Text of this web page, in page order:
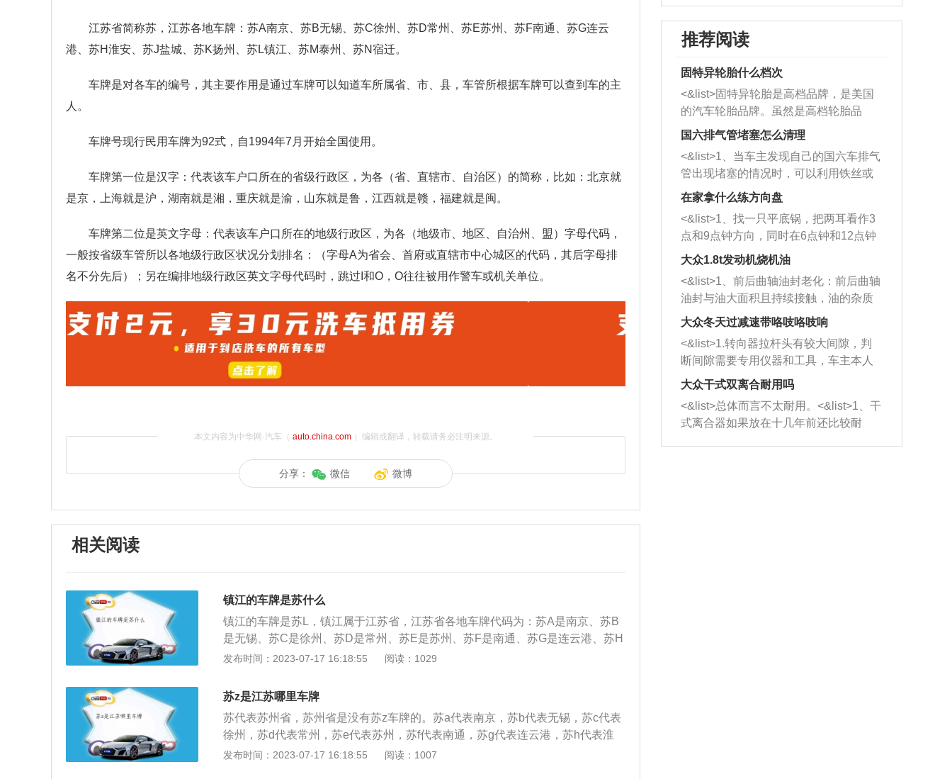
江苏省简称苏，江苏各地车牌：苏A南京、苏B无锡、苏C徐州、苏D常州、苏E苏州、苏F南通、苏G连云
港、苏H淮安、苏J盐城、苏K扬州、苏L镇江、苏M泰州、苏N宿迁。
车牌是对各车的编号，其主要作用是通过车牌可以知道车所属省、市、县，车管所根据车牌可以查到车的主
人。
车牌号现行民用车牌为92式，自1994年7月开始全国使用。
车牌第一位是汉字：代表该车户口所在的省级行政区，为各（省、直辖市、自治区）的简称，比如：北京就
是京，上海就是沪，湖南就是湘，重庆就是渝，山东就是鲁，江西就是赣，福建就是闽。
车牌第二位是英文字母：代表该车户口所在的地级行政区，为各（地级市、地区、自治州、盟）字母代码，
一般按省级车管所以各地级行政区状况分划排名：（字母A为省会、首府或直辖市中心城区的代码，其后字母排
名不分先后）；另在编排地级行政区英文字母代码时，跳过I和O，O往往被用作警车或机关单位。
本文内容为中华网·汽车（ auto.china.com）编辑或翻译，转载请务必注明来源。
分享： 微信 微博
相关阅读
镇江的车牌是苏什么
镇江的车牌是苏L，镇江属于江苏省，江苏省各地车牌代码为：苏A是南京、苏B
是无锡、苏C是徐州、苏D是常州、苏E是苏州、苏F是南通、苏G是连云港、苏H
是淮安、苏J是盐城、苏K是扬州、苏L是镇江、苏M是泰州、苏N是宿迁、苏U是
治区、直辖市）的简称；车牌第二位是英文字母，代表该车户口所在的地级行政
区，为各（地级市、地区、自治州、盟）字母代码，通常按省级车管所以各地级
行政区状况分划排名。
发布时间：2023-07-17 16:18:55 阅读：1029
苏z是江苏哪里车牌
苏代表苏州省，苏州省是没有苏z车牌的。苏a代表南京，苏b代表无锡，苏c代表
徐州，苏d代表常州，苏e代表苏州，苏f代表南通，苏g代表连云港，苏h代表淮
安，苏j代表盐城，苏k代表扬州，苏l代表镇江，苏m代表泰州，苏n代表宿迁。苏
发布时间：2023-07-17 16:18:55 阅读：1007
推荐阅读
固特异轮胎什么档次
<&list>固特异轮胎是高档品牌，是美国
的汽车轮胎品牌。虽然是高档轮胎品
牌，但是中高低端的轮胎都有生产，这
也是为了更好的开拓市场。
国六排气管堵塞怎么清理
<&list>1、当车主发现自己的国六车排气
管出现堵塞的情况时，可以利用铁丝或
者是细棍，直接将杂物给取出来，如果
堵塞情况比较严重，也可以采取应急措
施。 <&list>2、直接利用木棍将所有的
杂物推到排气管里面的位置处，然后将
三元催化器拆解开，就可以将堵塞的东
西取出来。但如果是因为积碳过多引起
的堵塞，就需要将三元催化器泡在草酸
洗剂对堵塞的情况得到解决，将清洗剂
放在燃油箱中，与燃油混合后，车辆启
动时，就可以和汽油一起进入到燃烧
室，最后形成废气排出，就可以让三元
催化器得到清洗，排气管堵塞的情况就
能够得到解决。
在家拿什么练方向盘
<&list>1、找一只平底锅，把两耳看作3
点和9点钟方向，同时在6点钟和12点钟
方向做一个标记。 <&list>2、双手握住
一圈半的练习，往右同样也要打相同的
圈数。 <&list>3、最后强调要反复练
习，这样就可以形成肌肉记忆，在真实
驾驶车辆时，不需要记忆也能打好方
向。
大众1.8t发动机烧机油
<&list>1、前后曲轴油封老化：前后曲轴
油封与油大面积且持续接触，油的杂质
和发动机内持续温度变化使其密封效果
逐渐减弱，导致渗油或漏油。<&list>2、
活塞间隙过大：积碳会使活塞环与缸体
的间隙扩大，导致机油流入燃烧室中，
造成烧机油。<&list>3、机油粘度。使用
机油粘度过小的话，同样会有烧机油现
象，机油粘度过小具有很好的流动性，
大众冬天过减速带咯吱咯吱响
<&list>1.转向器拉杆头有较大间隙，判
断间隙需要专用仪器和工具，车主本人
无法制作，需要将车辆送到修理厂或4s
店；<&list>2.车辆半轴套管防尘罩破
裂，破裂后会出现漏油现象，使半轴磨
损严重，磨损的半轴容易损坏，产生异
响；<&list>3.稳定器的转向胶套和球头
大众干式双离合耐用吗
<&list>总体而言不太耐用。<&list>1、干
式离合器如果放在十几年前还比较耐